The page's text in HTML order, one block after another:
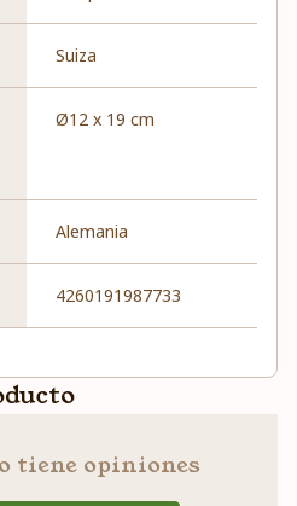
Suiza
Ø12 x 19 cm
Alemania
4260191987733
tiene opiniones